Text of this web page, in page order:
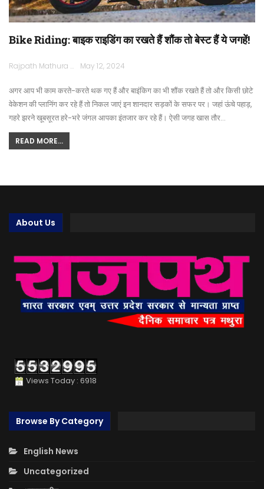
Bike Riding: बाइक राइडिंग का रखते हैं शौंक तो बेस्ट हैं ये जगहें!
Rajpath Mathura May 12, 2024
अगर आप भी काम करते-करते थक गए हैं और बाइंकिग का भी शौंक रखते हैं तो और किसी छोटे
वेकेशन की प्लानिंग कर रहे हैं तो निकल जाएं इन शानदार सड़कों के सफर पर। जहां ऊंचे पहाड़,
गहरे झरने खूबसूरत हरे-भरे जंगल आपका इंतजार कर रहे हैं। ऐसी जगह खास तौर…
READ MORE...
About Us
Views Today : 6918
Browse By Category
English News
Uncategorized